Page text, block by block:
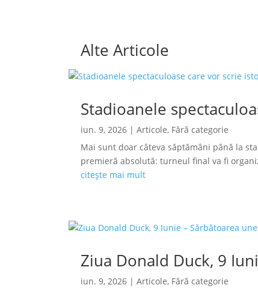
Alte Articole
Stadioanele
iun. 9, 2026 |Articole, Fără categorie
Mai sunt doar câteva săptămâni până la
premieră absolută: turneul final va fi
citește mai mult
Ziua Donald Duck, 9
iun. 9, 2026 |Articole, Fără categorie